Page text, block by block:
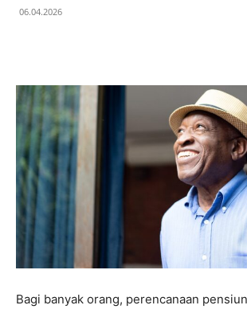
06.04.2026
Bagi banyak orang, perencanaan